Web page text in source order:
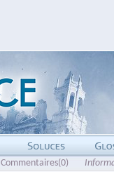
Commentaires(0)